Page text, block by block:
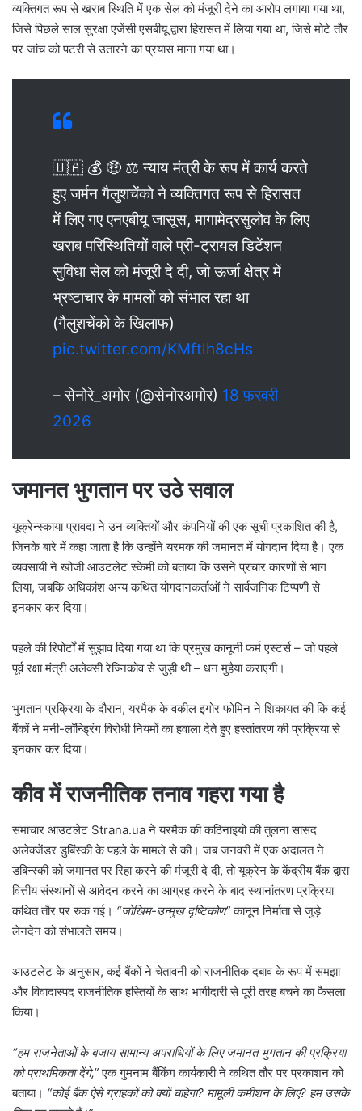
व्यक्तिगत रूप से खराब स्थिति में एक सेल को मंजूरी देने का आरोप लगाया गया था,
जिसे पिछले साल सुरक्षा एजेंसी एसबीयू द्वारा हिरासत में लिया गया था, जिसे मोटे तौर
पर जांच को पटरी से उतारने का प्रयास माना गया था।
🇺🇦 💰 🤑 ⚖️ न्याय मंत्री के रूप में कार्य करते
हुए जर्मन गैलुशचेंको ने व्यक्तिगत रूप से हिरासत
में लिए गए एनएबीयू जासूस, मागामेद्रसुलोव के लिए
खराब परिस्थितियों वाले प्री-ट्रायल डिटेंशन
सुविधा सेल को मंजूरी दे दी, जो ऊर्जा क्षेत्र में
भ्रष्टाचार के मामलों को संभाल रहा था
(गैलुशचेंको के खिलाफ)
pic.twitter.com/KMftlh8cHs
– सेनोरे_अमोर (@सेनोरअमोर) 18 फ़रवरी
2026
जमानत भुगतान पर उठे सवाल
यूक्रेन्स्काया प्रावदा ने उन व्यक्तियों और कंपनियों की एक सूची प्रकाशित की है,
जिनके बारे में कहा जाता है कि उन्होंने यरमक की जमानत में योगदान दिया है। एक
व्यवसायी ने खोजी आउटलेट स्केमी को बताया कि उसने प्रचार कारणों से भाग
लिया, जबकि अधिकांश अन्य कथित योगदानकर्ताओं ने सार्वजनिक टिप्पणी से
इनकार कर दिया।
पहले की रिपोर्टों में सुझाव दिया गया था कि प्रमुख कानूनी फर्म एस्टर्स – जो पहले
पूर्व रक्षा मंत्री अलेक्सी रेज्निकोव से जुड़ी थी – धन मुहैया कराएगी।
भुगतान प्रक्रिया के दौरान, यरमैक के वकील इगोर फोमिन ने शिकायत की कि कई
बैंकों ने मनी-लॉन्ड्रिंग विरोधी नियमों का हवाला देते हुए हस्तांतरण की प्रक्रिया से
इनकार कर दिया।
कीव में राजनीतिक तनाव गहरा गया है
समाचार आउटलेट Strana.ua ने यरमैक की कठिनाइयों की तुलना सांसद
अलेक्जेंडर डुबिंस्की के पहले के मामले से की। जब जनवरी में एक अदालत ने
डबिन्स्की को जमानत पर रिहा करने की मंजूरी दे दी, तो यूक्रेन के केंद्रीय बैंक द्वारा
वित्तीय संस्थानों से आवेदन करने का आग्रह करने के बाद स्थानांतरण प्रक्रिया
कथित तौर पर रुक गई। “जोखिम-उन्मुख दृष्टिकोण”कानून निर्माता से जुड़े
लेनदेन को संभालते समय।
आउटलेट के अनुसार, कई बैंकों ने चेतावनी को राजनीतिक दबाव के रूप में समझा
और विवादास्पद राजनीतिक हस्तियों के साथ भागीदारी से पूरी तरह बचने का फैसला
किया।
“हम राजनेताओं के बजाय सामान्य अपराधियों के लिए जमानत भुगतान की प्रक्रिया
को प्राथमिकता देंगे,”एक गुमनाम बैंकिंग कार्यकारी ने कथित तौर पर प्रकाशन को
बताया। “कोई बैंक ऐसे ग्राहकों को क्यों चाहेगा? मामूली कमीशन के लिए? हम उसके